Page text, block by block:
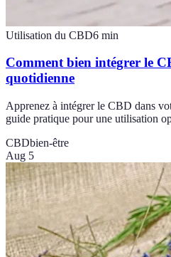
Utilisation du CBD6 min
Comment bien intégrer le
quotidienne
Apprenez à intégrer le CBD dans
guide pratique pour une utilisation
CBDbien-être
Aug 5